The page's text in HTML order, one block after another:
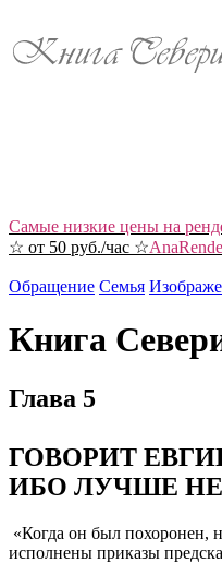
Самые низкие цены на
☆ от 50 руб./час ☆
Обращение Семья
Книга
Глава 5
ГОВОРИТ
ИБО ЛУЧШЕ
«Когда он был похоронен,
исполнены приказы